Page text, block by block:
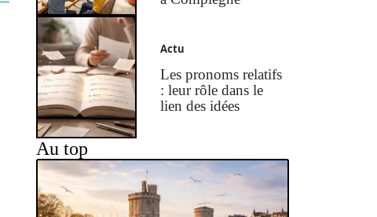
Actu
Les pronoms relatifs
: leur rôle dans le
lien des idées
Au top